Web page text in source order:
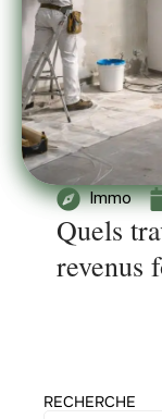
Immo
Quels
revenus
RECHERCHE